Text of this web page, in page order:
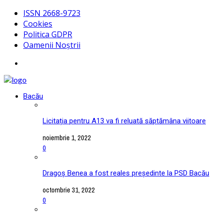
ISSN 2668-9723
Cookies
Politica GDPR
Oamenii Noștrii
Bacău
Licitația pentru A13 va fi reluată săptămâna viitoare
noiembrie 1, 2022
0
Dragoș Benea a fost reales președinte la PSD Bacău
octombrie 31, 2022
0